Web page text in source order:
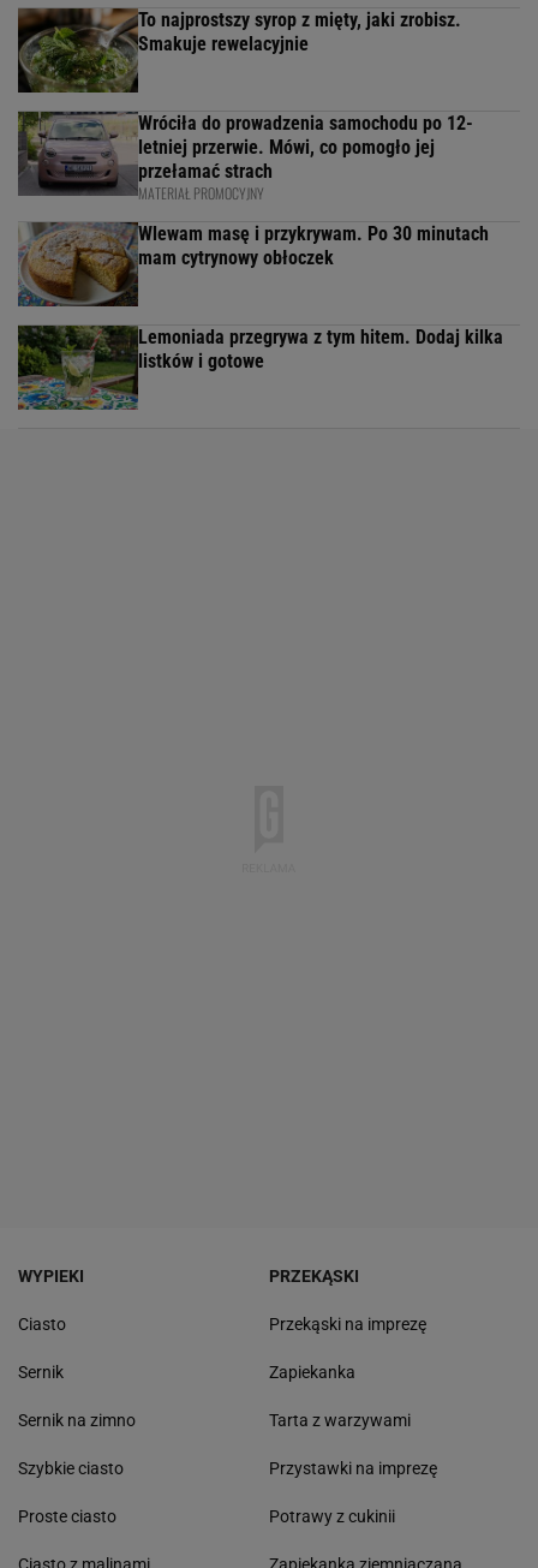
To najprostszy syrop z mięty, jaki zrobisz.
Smakuje rewelacyjnie
Wróciła do prowadzenia samochodu po 12-
letniej przerwie. Mówi, co pomogło jej
przełamać strach
MATERIAŁ PROMOCYJNY
Wlewam masę i przykrywam. Po 30 minutach
mam cytrynowy obłoczek
Lemoniada przegrywa z tym hitem. Dodaj kilka
listków i gotowe
WYPIEKI
Ciasto
Sernik
Sernik na zimno
Szybkie ciasto
Proste ciasto
PRZEKĄSKI
Przekąski na imprezę
Zapiekanka
Tarta z warzywami
Przystawki na imprezę
Potrawy z cukinii